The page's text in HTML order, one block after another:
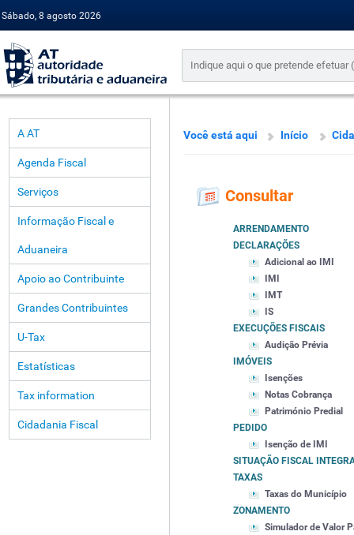
Sábado, 8 agosto 2026
A AT
Agenda Fiscal
Serviços
Informação Fiscal e
Aduaneira
Apoio ao Contribuinte
Grandes Contribuintes
U-Tax
Estatísticas
Tax information
Cidadania Fiscal
Você está aqui Início
Consultar
ARRENDAMENTO
DECLARAÇÕES
Adicional ao IMI
IMI
IMT
IS
EXECUÇÕES FISCAIS
Audição Prévia
IMÓVEIS
Isenções
Notas Cobrança
Património Predial
PEDIDO
Isenção de IMI
SITUAÇÃO FISCAL
TAXAS
Taxas do Município
ZONAMENTO
Simulador de Valor